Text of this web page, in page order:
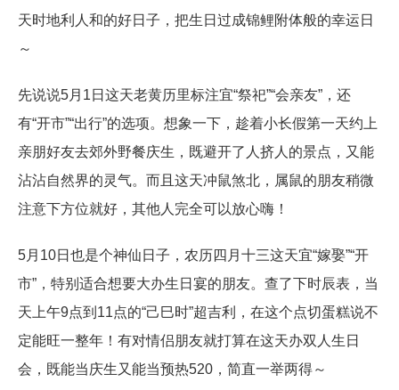
天时地利人和的好日子，把生日过成锦鲤附体般的幸运日
～
先说说5月1日这天老黄历里标注宜“祭祀”“会亲友”，还
有“开市”“出行”的选项。想象一下，趁着小长假第一天约上
亲朋好友去郊外野餐庆生，既避开了人挤人的景点，又能
沾沾自然界的灵气。而且这天冲鼠煞北，属鼠的朋友稍微
注意下方位就好，其他人完全可以放心嗨！
5月10日也是个神仙日子，农历四月十三这天宜“嫁娶”“开
市”，特别适合想要大办生日宴的朋友。查了下时辰表，当
天上午9点到11点的“己巳时”超吉利，在这个点切蛋糕说不
定能旺一整年！有对情侣朋友就打算在这天办双人生日
会，既能当庆生又能当预热520，简直一举两得～